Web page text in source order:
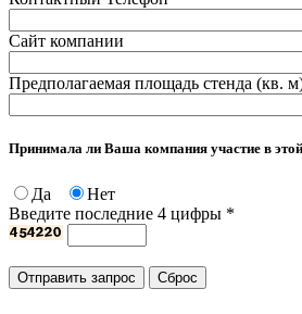
Сайт компании
Предполагаемая площадь стенда (кв.
Принимала ли Ваша компания участие в
Да
Нет
Введите последние 4 цифры *